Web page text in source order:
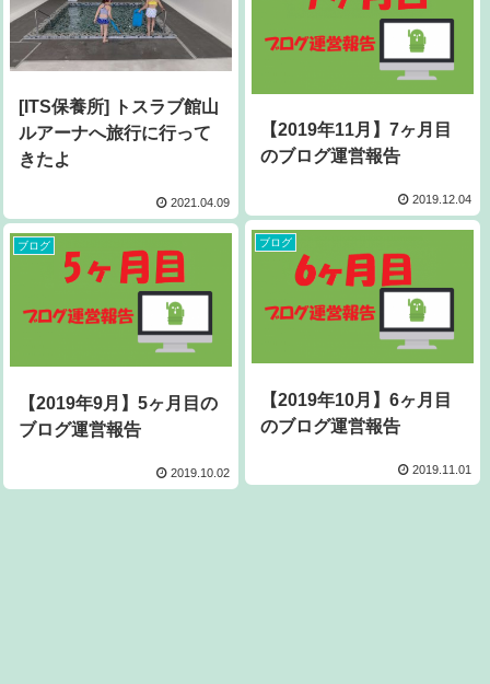
[ITS保養所] トスラブ館山
ルアーナへ旅行に行って
きたよ
2021.04.09
【2019年11月】7ヶ月目
のブログ運営報告
2019.12.04
ブログ
【2019年10月】6ヶ月目
のブログ運営報告
2019.11.01
ブログ
【2019年9月】5ヶ月目の
ブログ運営報告
2019.10.02